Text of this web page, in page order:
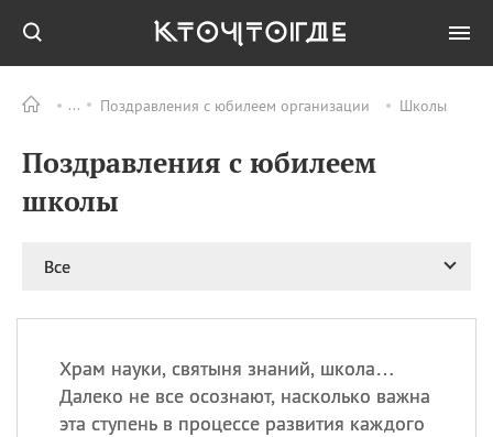
Поздравления с юбилеем организации Школы
Поздравления с юбилеем
школы
Все
Храм науки, святыня знаний, школа…
Далеко не все осознают, насколько важна
эта ступень в процессе развития каждого
ПРАЗДНИКИ Все
09.08 День памяти жертв
атомной
день
рисового пудинга
09.08 День Дымняшки
(Smokey Bear Day)